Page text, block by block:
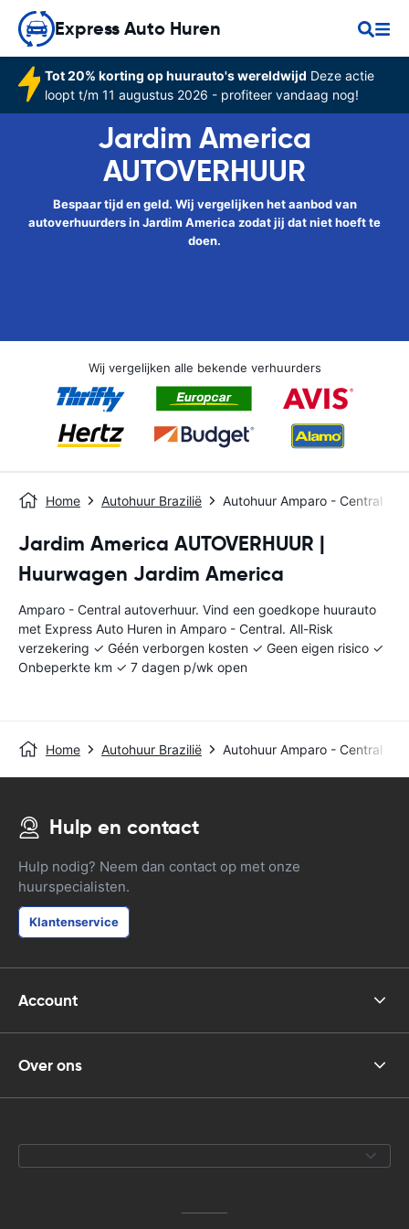
Express Auto Huren
Tot 20% korting op huurauto's wereldwijd Deze actie
loopt t/m 11 augustus 2026 - profiteer vandaag nog!
Jardim America
AUTOVERHUUR
Bespaar tijd en geld. Wij vergelijken het aanbod van
autoverhuurders in Jardim America zodat jij dat niet hoeft te
doen.
Wij vergelijken alle bekende verhuurders
Home Autohuur Brazilië Autohuur Amparo - Central
Jardim America AUTOVERHUUR |
Huurwagen Jardim America
Amparo - Central autoverhuur. Vind een goedkope huurauto
met Express Auto Huren in Amparo - Central. All-Risk
verzekering ✓ Géén verborgen kosten ✓ Geen eigen risico ✓
Onbeperkte km ✓ 7 dagen p/wk open
Home Autohuur Brazilië Autohuur Amparo - Central
Hulp en contact
Hulp nodig? Neem dan contact op met onze
huurspecialisten.
Klantenservice
Account
Over ons